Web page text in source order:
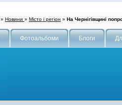
» Новини » Місто і регіон » На Чернігівщині
Фотоальбоми Блоги